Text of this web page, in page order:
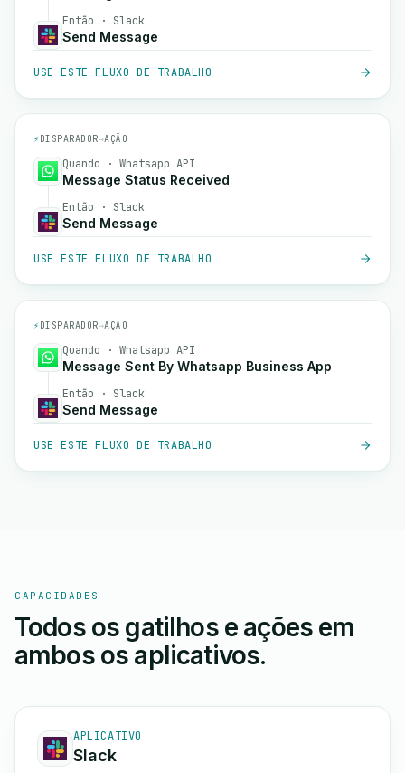
Então · Slack
Send Message
USE ESTE FLUXO DE TRABALHO
⚡ DISPARADOR→AÇÃO
Quando · Whatsapp API
Message Status Received
Então · Slack
Send Message
USE ESTE FLUXO DE TRABALHO
⚡ DISPARADOR→AÇÃO
Quando · Whatsapp API
Message Sent By Whatsapp Business App
Então · Slack
Send Message
USE ESTE FLUXO DE TRABALHO
CAPACIDADES
Todos os gatilhos e ações em
ambos os aplicativos.
APLICATIVO
Slack